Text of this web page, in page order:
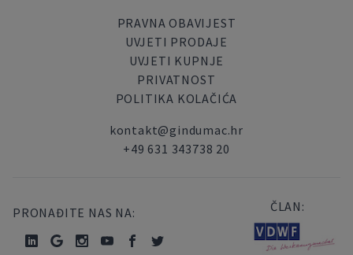
PRAVNA OBAVIJEST
UVJETI PRODAJE
UVJETI KUPNJE
PRIVATNOST
POLITIKA KOLAČIĆA
kontakt@gindumac.hr
+49 631 343738 20
PRONAĐITE NAS NA: ČLAN: